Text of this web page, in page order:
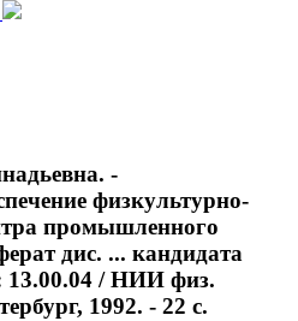
-
физкультурно-
промышленного
дис. ... кандидата
13.00.04 / НИИ физ.
1992. - 22 с.